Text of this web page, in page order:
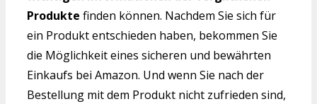
Produkte finden können. Nachdem Sie sich für
ein Produkt entschieden haben, bekommen Sie
die Möglichkeit eines sicheren und bewährten
Einkaufs bei Amazon. Und wenn Sie nach der
Bestellung mit dem Produkt nicht zufrieden sind,